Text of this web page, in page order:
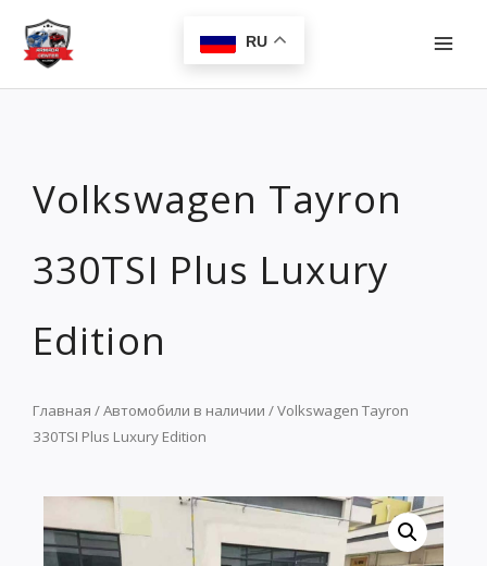
Перейти
содержимому
RU
Volkswagen Tayron
330TSI Plus Luxury
Edition
Главная /Автомобили в наличии / Volkswagen Tayron
330TSI Plus Luxury Edition